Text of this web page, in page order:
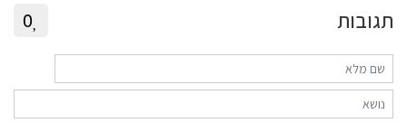
תגובות 0